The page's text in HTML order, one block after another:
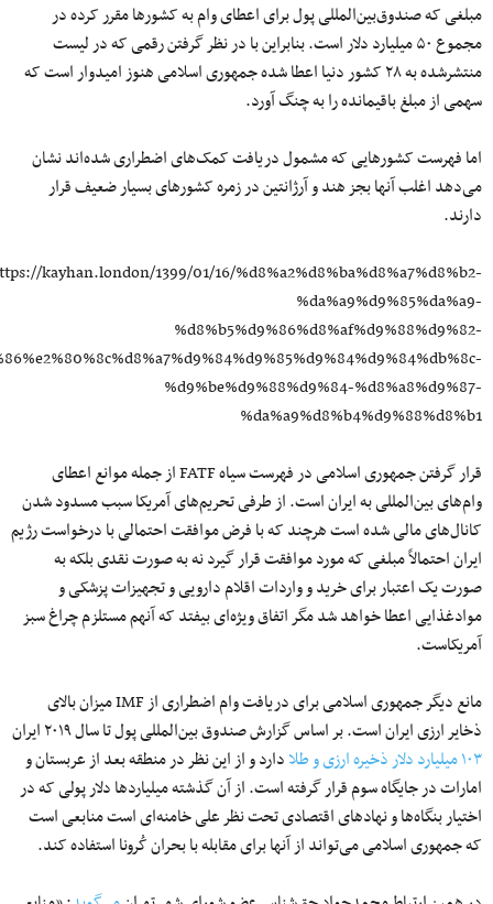
مبلغی که صندوق‌بین‌‌المللی پول برای اعطای وام به کشورها مقرر کرده در
مجموع ۵۰ میلیارد دلار است. بنابراین با در نظر گرفتن رقمی که در لیست
منتشرشده به ۲۸ کشور دنیا اعطا شده جمهوری اسلامی هنوز امیدوار است که
سهمی از مبلغ باقیمانده را به چنگ‌‌ آورد.
اما فهرست کشورهایی که مشمول دریافت کمک‌‌های اضطراری شده‌اند نشان
می‌دهد اغلب آنها بجز هند و آرژانتین در زمره کشورهای بسیار ضعیف قرار
دارند.
kayhan.london/1399/01/16/%d8%a2%d8%ba%d8%a7%d8%b2-
%da%a9%d9%85%da%a9-
%d8%b5%d9%86%d8%af%d9%88%d9%82-
%d9%be%d9%88%d9%84-%d8%a8%d9%87-
%da%a9%d8%b4%d9%88%d8%b1
قرار گرفتن جمهوری اسلامی در فهرست سیاه FATF از جمله موانع اعطای
وام‌های بین‌المللی به ایران است. از طرفی تحریم‌های آمریکا سبب مسدود شدن
کانال‌‌های مالی شده است هرچند که با فرض موافقت احتمالی با درخواست رژیم
ایران احتمالاً مبلغی که مورد موافقت قرار گیرد نه به صورت نقدی بلکه به
صورت یک اعتبار برای خرید و واردات اقلام دارویی و تجهیزات پزشکی و
موادغذایی اعطا خواهد شد مگر اتفاق ویژه‌ای بیفتد که آنهم مستلزم چراغ سبز
آمریکاست.
مانع دیگر جمهوری اسلامی برای دریافت وام اضطراری از IMF میزان بالای
ذخایر ارزی ایران است. بر اساس گزارش صندوق بین‌‌المللی پول تا سال ۲۰۱۹ ایران
۱۰۳ میلیارد دلار ذخیره ارزی و طلا
دارد و از این نظر در منطقه بعد از عربستان و
امارات در جایگاه سوم قرار گرفته است. از آن گذشته میلیاردها دلار پولی که در
اختیار بنگاه‌‌ها و نهادهای اقتصادی تحت نظر علی خامنه‌ای است منابعی است
که جمهوری اسلامی می‌تواند از آنها برای مقابله با بحران کُرونا استفاده کند.